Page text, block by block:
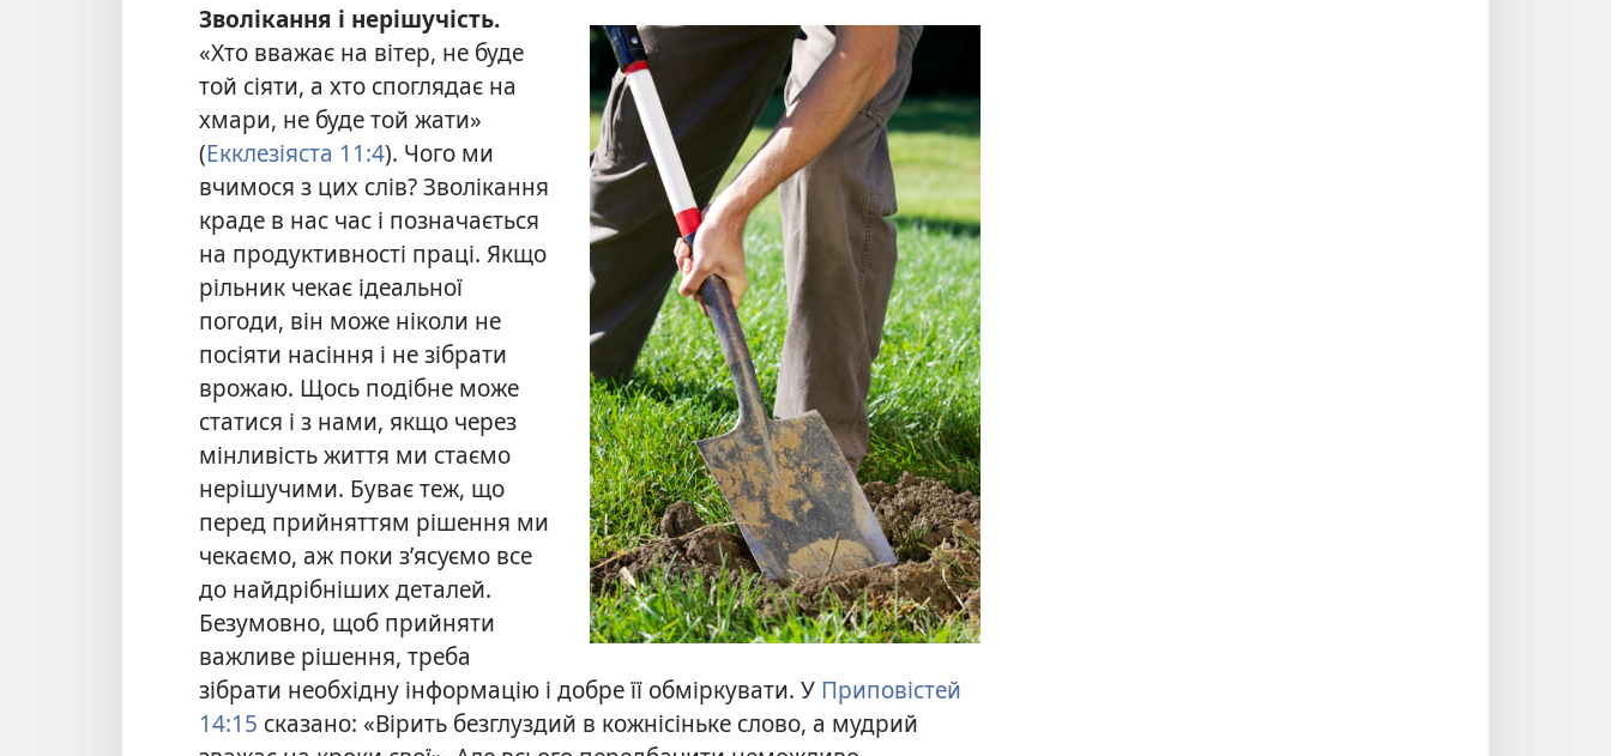
Зволікання і нерішучість.
«Хто вважає на вітер, не буде
той сіяти, а хто споглядає на
хмари, не буде той жати»
(Екклезіяста 11:4). Чого ми
вчимося з цих слів? Зволікання
краде в нас час і позначається
на продуктивності праці. Якщо
рільник чекає ідеальної
погоди, він може ніколи не
посіяти насіння і не зібрати
врожаю. Щось подібне може
статися і з нами, якщо через
мінливість життя ми стаємо
нерішучими. Буває теж, що
перед прийняттям рішення ми
чекаємо, аж поки з’ясуємо все
до найдрібніших деталей.
Безумовно, щоб прийняти
важливе рішення, треба
зібрати необхідну інформацію і добре її обміркувати. У Приповістей
14:15 сказано: «Вірить безглуздий в кожнісіньке слово, а мудрий